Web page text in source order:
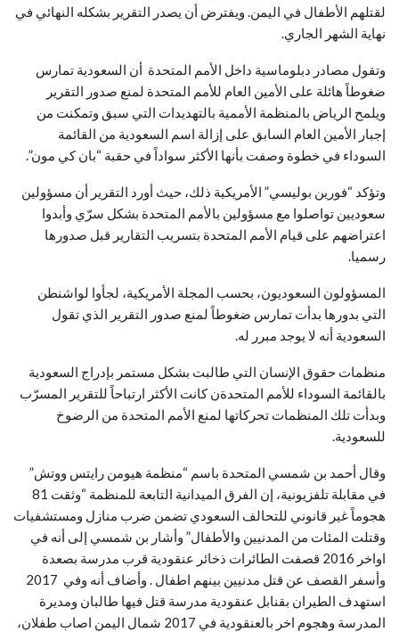
لقتلهم الأطفال في اليمن. ويفترض أن يصدر التقرير بشكله النهائي في
نهاية الشهر الجاري.
وتقول مصادر دبلوماسية داخل الأمم المتحدة أن السعودية تمارس
ضغوطاً هائلة على الأمين العام للأمم المتحدة لمنع صدور التقرير
ويلمح الرياض بالمنظمة الأممية بالتهديدات التي سبق وتمكنت من
إجبار الأمين العام السابق على إزالة اسم السعودية من القائمة
السوداء في خطوة وصفت بأنها الأكثر سواداً في حقبة “بان كي مون”.
وتؤكد “فورين بوليسي” الأمريكية ذلك، حيث أورد التقرير أن مسؤولين
سعوديين تواصلوا مع مسؤولين بالأمم المتحدة بشكل سرّي وأبدوا
اعتراضهم على قيام الأمم المتحدة بتسريب التقارير قبل صدورها
رسميا.
المسؤولون السعوديون، بحسب المجلة الأمريكية، لجأوا لواشنطن
التي بدورها بدأت تمارس ضغوطاً لمنع صدور التقرير الذي تقول
السعودية أنه لا يوجد مبرر له.
منظمات حقوق الإنسان التي طالبت بشكل مستمر بإدراج السعودية
بالقائمة السوداء للأمم المتحدةن كانت الأكثر ارتباحاً للتقرير المسرّب
وبدأت تلك المنظمات تحركاتها لمنع الأمم المتحدة من الرضوخ
للسعودية.
وقال أحمد بن شمسي المتحدة باسم “منظمة هيومن رايتس ووتش”
في مقابلة تلفزيونية، إن الفرق الميدانية التابعة للمنظمة “وثقت 81
هجوماً غير قانوني للتحالف السعودي تضمن ضرب منازل ومستشفيات
وقتلت المئات من المدنيين والأطفال” وأشار بن شمسي إلى أنه في
اواخر 2016 قصفت الطائرات ذخائر عنقودية قرب مدرسة بصعدة
استهدف الطيران بقنابل عنقودية مدرسة قتل فيها طالبان ومديرة
المدرسة وهجوم اخر بالعنقودية في 2017 شمال اليمن اصاب طفلان،